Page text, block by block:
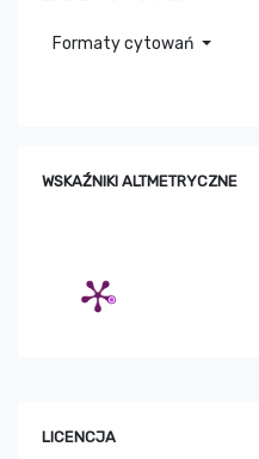
Formaty cytowań
WSKAŹNIKI ALTMETRYCZNE
LICENCJA